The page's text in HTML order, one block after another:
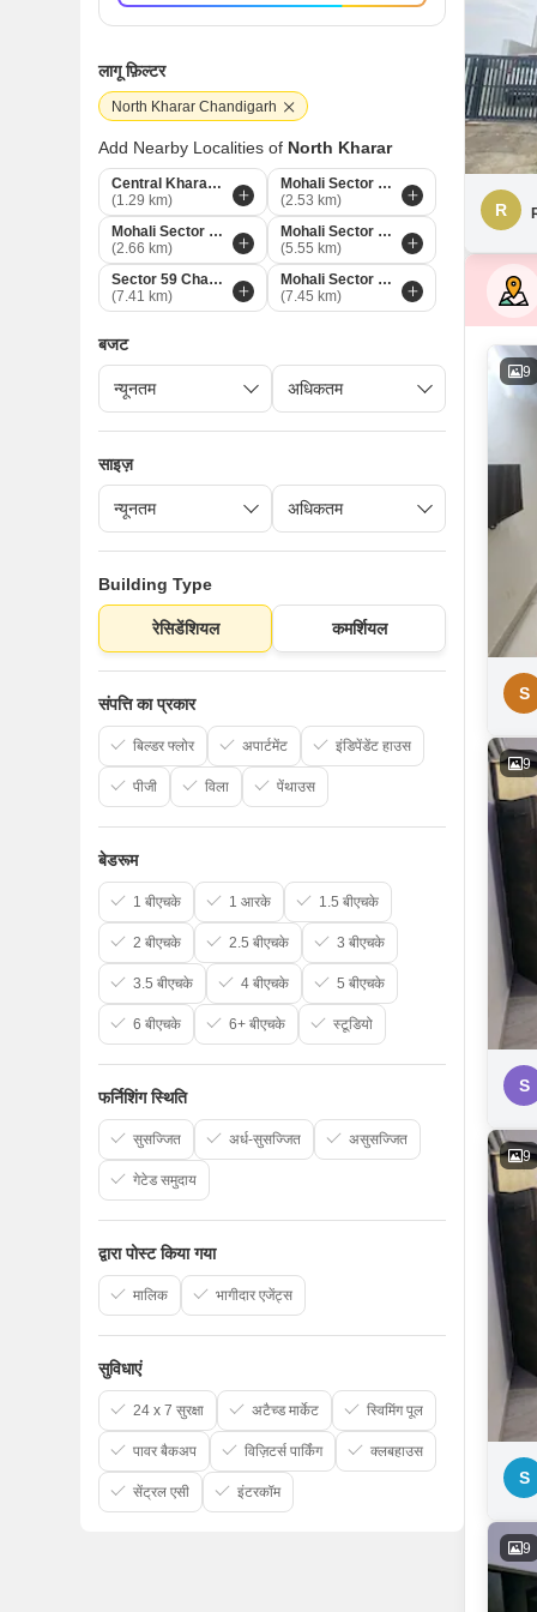
R
9
S
9
S
9
S
9
लागू फ़िल्टर
North Kharar Chandigarh
Add Nearby Localities of North Kharar
Central Kharar Chandigarh
(1.29 km)
Mohali Sector 127 Chandigarh
(2.53 km)
Mohali Sector 126 Chandigarh
(2.66 km)
Mohali Sector 114 Chandigarh
(5.55 km)
Sector 59 Chandigarh
(7.41 km)
Mohali Sector 75 Chandigarh
(7.45 km)
बजट
साइज़
Building Type
रेसिडेंशियल कमर्शियल
संपत्ति का प्रकार
बिल्डर फ्लोर अपार्टमेंट इंडिपेंडेंट हाउस
पीजी विला पेंथाउस
बेडरूम
1 बीएचके 1 आरके 1.5 बीएचके
2 बीएचके 2.5 बीएचके 3 बीएचके
3.5 बीएचके 4 बीएचके 5 बीएचके
6 बीएचके 6+ बीएचके स्टूडियो
फर्निशिंग स्थिति
सुसज्जित अर्ध-सुसज्जित असुसज्जित
गेटेड समुदाय
द्वारा पोस्ट किया गया
मालिक भागीदार एजेंट्स
सुविधाएं
24 x 7 सुरक्षा अटैच्ड मार्केट स्विमिंग पूल
पावर बैकअप विज़िटर्स पार्किंग क्लबहाउस
सेंट्रल एसी इंटरकॉम